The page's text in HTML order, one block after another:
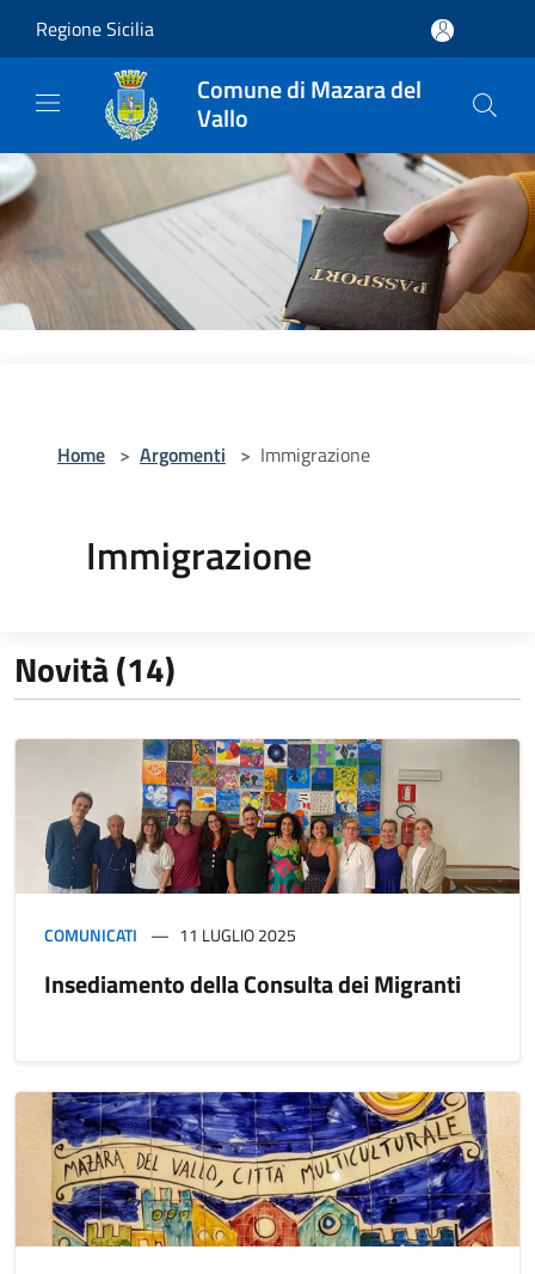
Regione Sicilia
Comune di Mazara del
Vallo
Home > Argomenti > Immigrazione
Immigrazione
Novità (14)
COMUNICATI 11 LUGLIO 2025
Insediamento della Consulta dei Migranti